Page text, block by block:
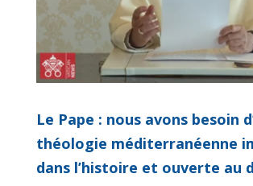
Le Pape : nous avons besoin
théologie méditerranéenne
dans l’histoire et ouverte au